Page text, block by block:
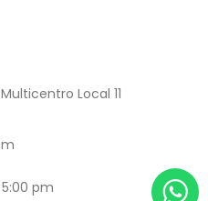
Local 11
pm